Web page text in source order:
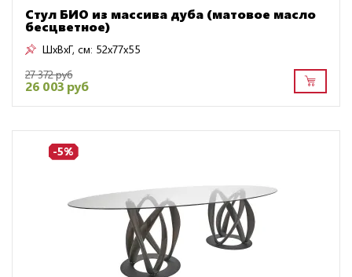
Стул БИО из массива дуба (матовое масло
бесцветное)
ШxВxГ, см: 52x77x55
27 372 руб
26 003 руб
-5%